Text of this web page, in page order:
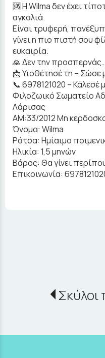
🆘 Η Wilma δεν έχει
αγκαλιά.
Είναι τρυφερή,
γίνει η πιο πιστή σου
ευκαιρία.
🙏 Δεν την προσπερνάς…
📩 Υιοθέτησέ τη – Σώσε
📞 6978121020 – Κάλεσέ
Φιλοζωικό Σωματείο
Λάρισας
ΑΜ:33/2012 Μη
Όνομα: Wilma
Ράτσα: Ημίαιμo
Ηλικία: 1,5 μηνών
Βάρος: Θα γίνει
Επικοινωνία:
Σκύλοι